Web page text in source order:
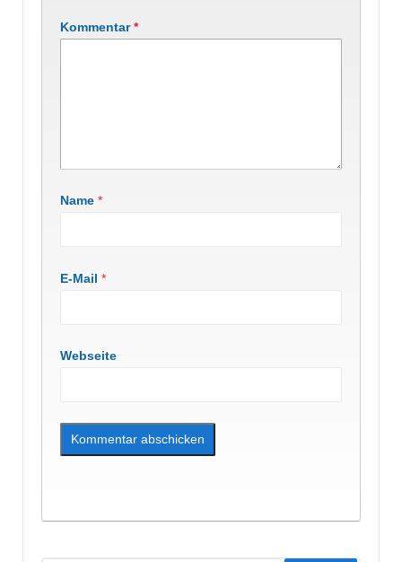
Kommentar*
Name *
E-Mail *
Webseite